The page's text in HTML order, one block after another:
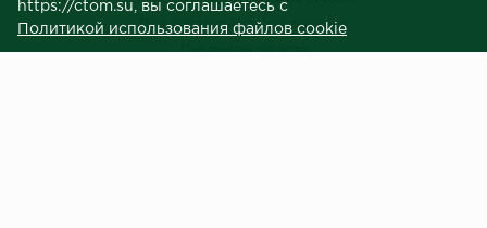
Пользовательское соглашение
Публичная оферта
https://ctom.su, вы соглашаетесь с
Политикой использования файлов cookie